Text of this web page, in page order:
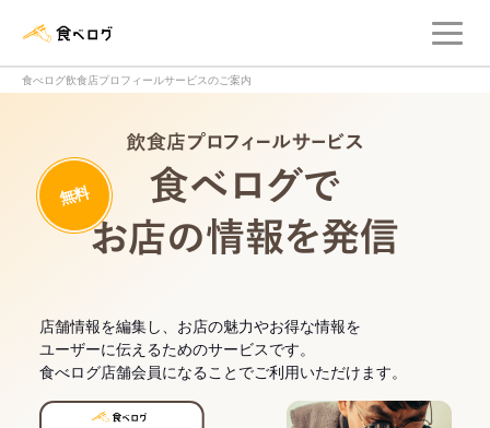
食べログ飲食店プロフィールサービスのご案内
無料
店舗情報を編集し、お店の魅力やお得な情報を
ユーザーに伝えるためのサービスです。
食べログ店舗会員になることでご利用いただけます。